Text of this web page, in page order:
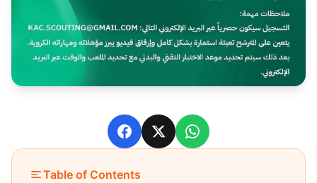
Facebook
X WhatsApp
Table of Contents